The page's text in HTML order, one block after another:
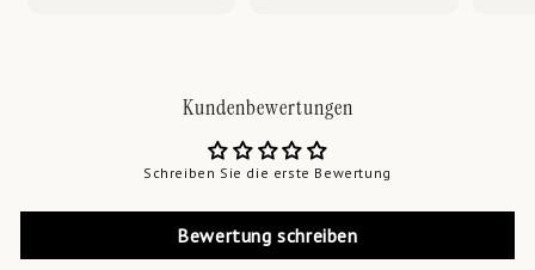
Kundenbewertungen
Schreiben Sie die erste Bewertung
Bewertung schreiben